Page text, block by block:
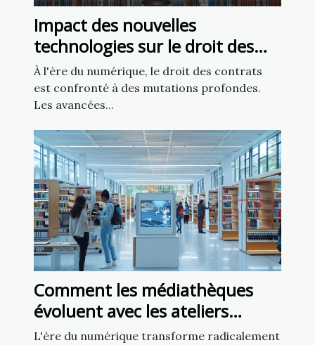
Impact des nouvelles
technologies sur le droit des
contrats
À l'ère du numérique, le droit des contrats
est confronté à des mutations profondes.
Les avancées...
Comment les médiathèques
évoluent avec les ateliers
d'intelligence artificielle
L'ère du numérique transforme radicalement